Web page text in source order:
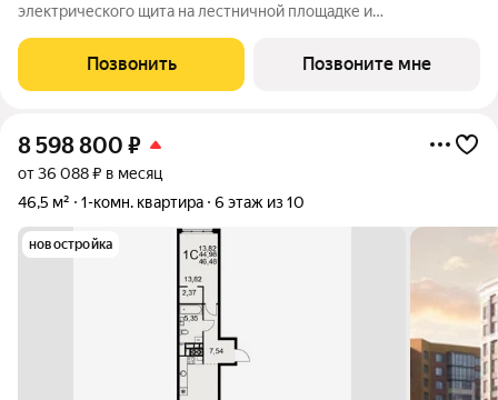
электрического щита на лестничной площадке и
стен, кроме стен лоджий, откосов дверных и оконных
проемов, ниш прохождения стояков
Позвонить Позвоните мне
8 598 800 ₽
от 36 088 ₽ в месяц
46,5 м²
1-комн. квартира 6 этаж из 10
новостройка